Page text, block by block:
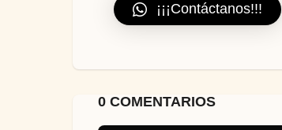
¡¡¡Contáctanos!!!
0 COMENTARIOS